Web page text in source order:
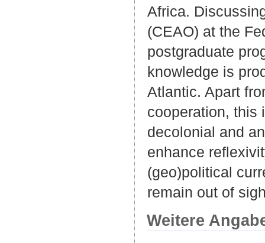
Africa.
(CEAO) at the
postgraduate
knowledge is
Atlantic. Apart
cooperation, this
decolonial and
enhance
(geo)political
remain out of
Weitere